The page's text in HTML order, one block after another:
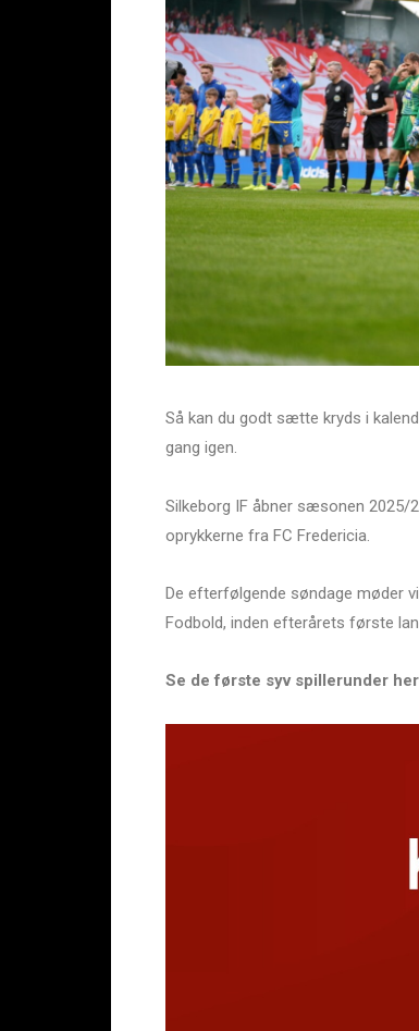
Så kan du godt sætte kryds i
gang igen.
Silkeborg IF åbner sæsonen 2025/
oprykkerne fra FC Fredericia.
De efterfølgende søndage møder
Fodbold, inden efterårets første
Se de første syv spillerunder